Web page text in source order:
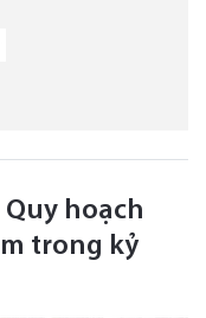
hoạch
trong kỷ